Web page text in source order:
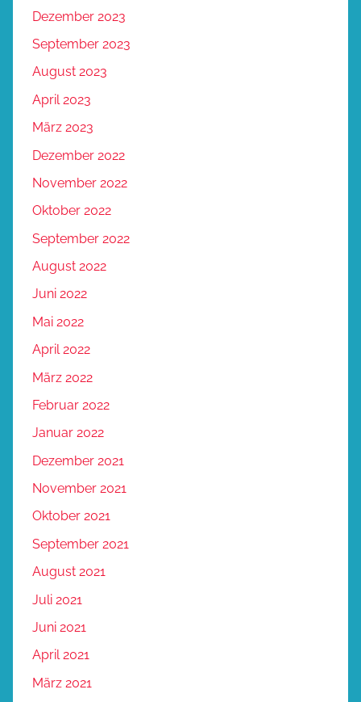
Dezember 2023
September 2023
August 2023
April 2023
März 2023
Dezember 2022
November 2022
Oktober 2022
September 2022
August 2022
Juni 2022
Mai 2022
April 2022
März 2022
Februar 2022
Januar 2022
Dezember 2021
November 2021
Oktober 2021
September 2021
August 2021
Juli 2021
Juni 2021
April 2021
März 2021